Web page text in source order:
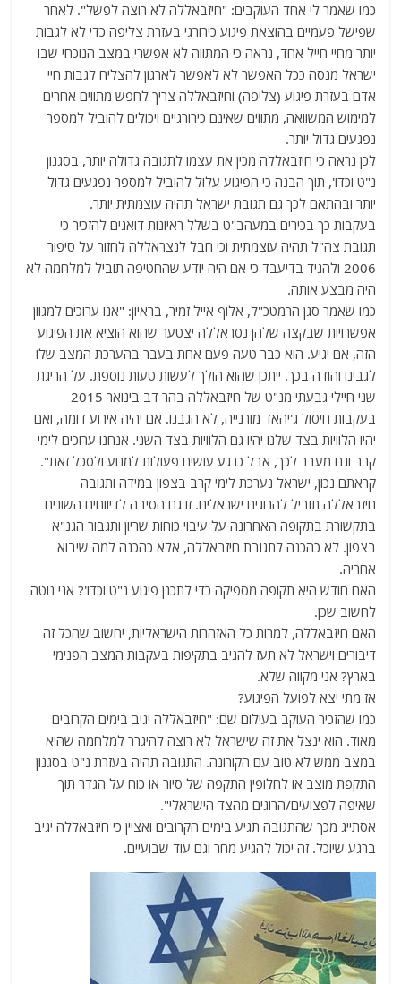
כמו שאמר לי אחד העוקבים: "חיזבאללה לא רוצה לפשל". לאחר
שפישל פעמיים בהוצאת פיגוע כירורגי בעזרת צליפה כדי לא לגבות
יותר מחיי חייל אחד, נראה כי המתווה לא אפשרי במצב הנוכחי שבו
ישראל מנסה ככל האפשר לא לאפשר לארגון להצליח לגבות חיי
אדם בעזרת פיגוע (צליפה) וחיזבאללה צריך לחפש מתווים אחרים
למימוש המשוואה, מתווים שאינם כירורגיים ויכולים להוביל למספר
נפגעים גדול יותר.
לכן נראה כי חיזבאללה מכין את עצמו לתגובה גדולה יותר, בסגנון
נ"ט וכדו', תוך הבנה כי הפיגוע עלול להוביל למספר נפגעים גדול
יותר ובהתאם לכך גם תגובת ישראל תהיה עוצמתית יותר.
בעקבות כך בכירים במעהב"ט בשלל ראיונות דואגים להזכיר כי
תגובת צה"ל תהיה עוצמתית וכי חבל לנצראללה לחזור על סיפור
2006 ולהגיד בדיעבד כי אם היה יודע שהחטיפה תוביל למלחמה לא
היה מבצע אותה.
כמו שאמר סגן הרמטכ"ל, אלוף אייל זמיר, בראיון: "אנו ערוכים למגוון
אפשרויות שבקצה שלהן נסראללה יצטער שהוא הוציא את הפיגוע
הזה, אם יגיע. הוא כבר טעה פעם אחת בעבר בהערכת המצב שלו
לגבינו והודה בכך. ייתכן שהוא הולך לעשות טעות נוספת. על הריגת
שני חיילי גבעתי מנ"ט של חיזבאללה בהר דב בינואר 2015
בעקבות חיסול ג'יהאד מורנייה, לא הגבנו. אם יהיה אירוע דומה, ואם
יהיו הלוויות בצד שלנו יהיו גם הלוויות בצד השני. אנחנו ערוכים לימי
קרב וגם מעבר לכך, אבל כרגע עושים פעולות למנוע ולסכל זאת".
קראתם נכון, ישראל נערכת לימי קרב בצפון במידה ותגובה
חיזבאללה תוביל להרוגים ישראלים. זו גם הסיבה לדיווחים השונים
בתקשורת בתקופה האחרונה על עיבוי כוחות שריון ותגבור הגנ"א
בצפון. לא כהכנה לתגובת חיזבאללה, אלא כהכנה למה שיבוא
אחריה.
האם חודש היא תקופה מספיקה כדי לתכנן פיגוע נ"ט וכדו'? אני נוטה
לחשוב שכן.
האם חיזבאללה, למרות כל האזהרות הישראליות, יחשוב שהכל זה
דיבורים וישראל לא תעז להגיב בתקיפות בעקבות המצב הפנימי
בארץ? אני מקווה שלא.
אז מתי יצא לפועל הפיגוע?
כמו שהזכיר העוקב בעילום שם: "חיזבאללה יגיב בימים הקרובים
מאוד. הוא ינצל את זה שישראל לא רוצה להיגרר למלחמה שהיא
במצב ממש לא טוב עם הקורונה. התגובה תהיה בעזרת נ"ט בסגנון
התקפת מוצב או לחלופין התקפה של סיור או כוח על הגדר תוך
שאיפה לפצועים/הרוגים מהצד הישראלי".
אסתייג מכך שהתגובה תגיע בימים הקרובים ואציין כי חיזבאללה יגיב
ברגע שיוכל. זה יכול להגיע מחר וגם עוד שבועיים.